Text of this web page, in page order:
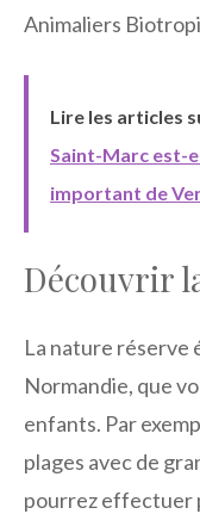
Animaliers
Lire les articles
Saint-Marc est-
important de
Découvrir
La nature réserve
Normandie, que
enfants. Par
plages avec de
pourrez effectuer